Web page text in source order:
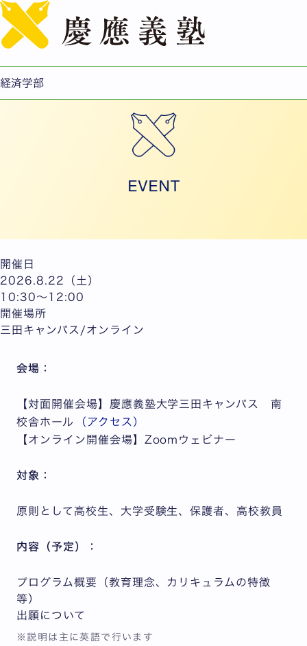
経済学部
【対面&オンライン】2026年度 PEARL プログラム説明
開催日
2026.8.22（土）
10:30～12:00
開催場所
三田キャンパス/オンライン
会場：
【対面開催会場】慶應義塾大学三田キャンパス 南
校舎ホール
（アクセス）
【オンライン開催会場】Zoomウェビナー
対象：
原則として高校生、大学受験生、保護者、高校教員
内容（予定）：
プログラム概要（教育理念、カリキュラムの特徴
等）
出願について
※説明は主に英語で行います